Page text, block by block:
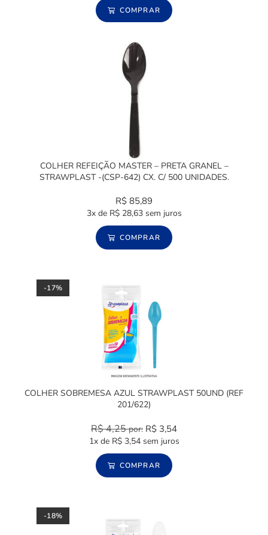
COMPRAR
COLHER REFEIÇÃO MASTER – PRETA GRANEL –
STRAWPLAST -(CSP-642) CX. C/ 500 UNIDADES.
R$ 85,89
3x de R$28,63sem juros
COMPRAR
-17%
COLHER SOBREMESA AZUL STRAWPLAST 50UND (REF
201/622)
R$4,25por: R$ 3,54
1x de R$3,54sem juros
COMPRAR
-18%